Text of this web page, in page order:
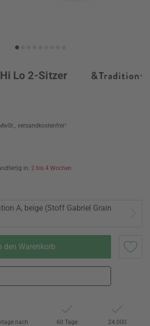
Lo 2-Sitzer
versandkostenfrei*
in: 2 bis 4 Wochen
A, beige (Stoff Gabriel Grain
den Warenkorb
nach
60 Tage
24.000